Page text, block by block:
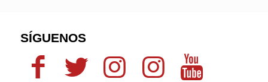
SÍGUENOS